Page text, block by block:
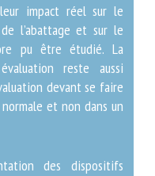
en France, aucun
et les conditions
notamment leur
au moment de
n’a pas encore pu
à cette évaluation
cette évaluation